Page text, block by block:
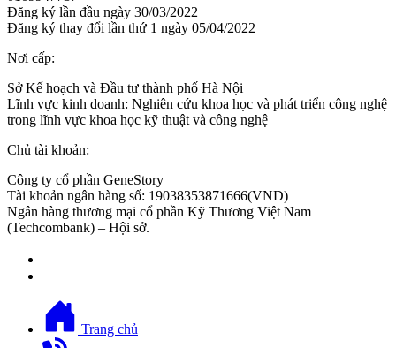
Đăng ký lần đầu ngày 30/03/2022
Đăng ký thay đổi lần thứ 1 ngày 05/04/2022
Nơi cấp:
Sở Kế hoạch và Đầu tư thành phố Hà Nội
Lĩnh vực kinh doanh: Nghiên cứu khoa học và phát triển công nghệ
trong lĩnh vực khoa học kỹ thuật và công nghệ
Chủ tài khoản:
Công ty cổ phần GeneStory
Tài khoản ngân hàng số: 19038353871666(VND)
Ngân hàng thương mại cổ phần Kỹ Thương Việt Nam
(Techcombank) – Hội sở.
Trang chủ